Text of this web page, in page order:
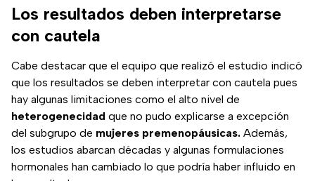
gratuitas al igual
que otros
Los resultados deben interpretarse
con cautela
Cabe destacar que el equipo que realizó el estudio indicó
que los resultados se deben interpretar con cautela pues
hay algunas limitaciones como el alto nivel de
heterogenecidad que no pudo explicarse a excepción
del subgrupo de mujeres premenopáusicas. Además,
los estudios abarcan décadas y algunas formulaciones
hormonales han cambiado lo que podría haber influido en